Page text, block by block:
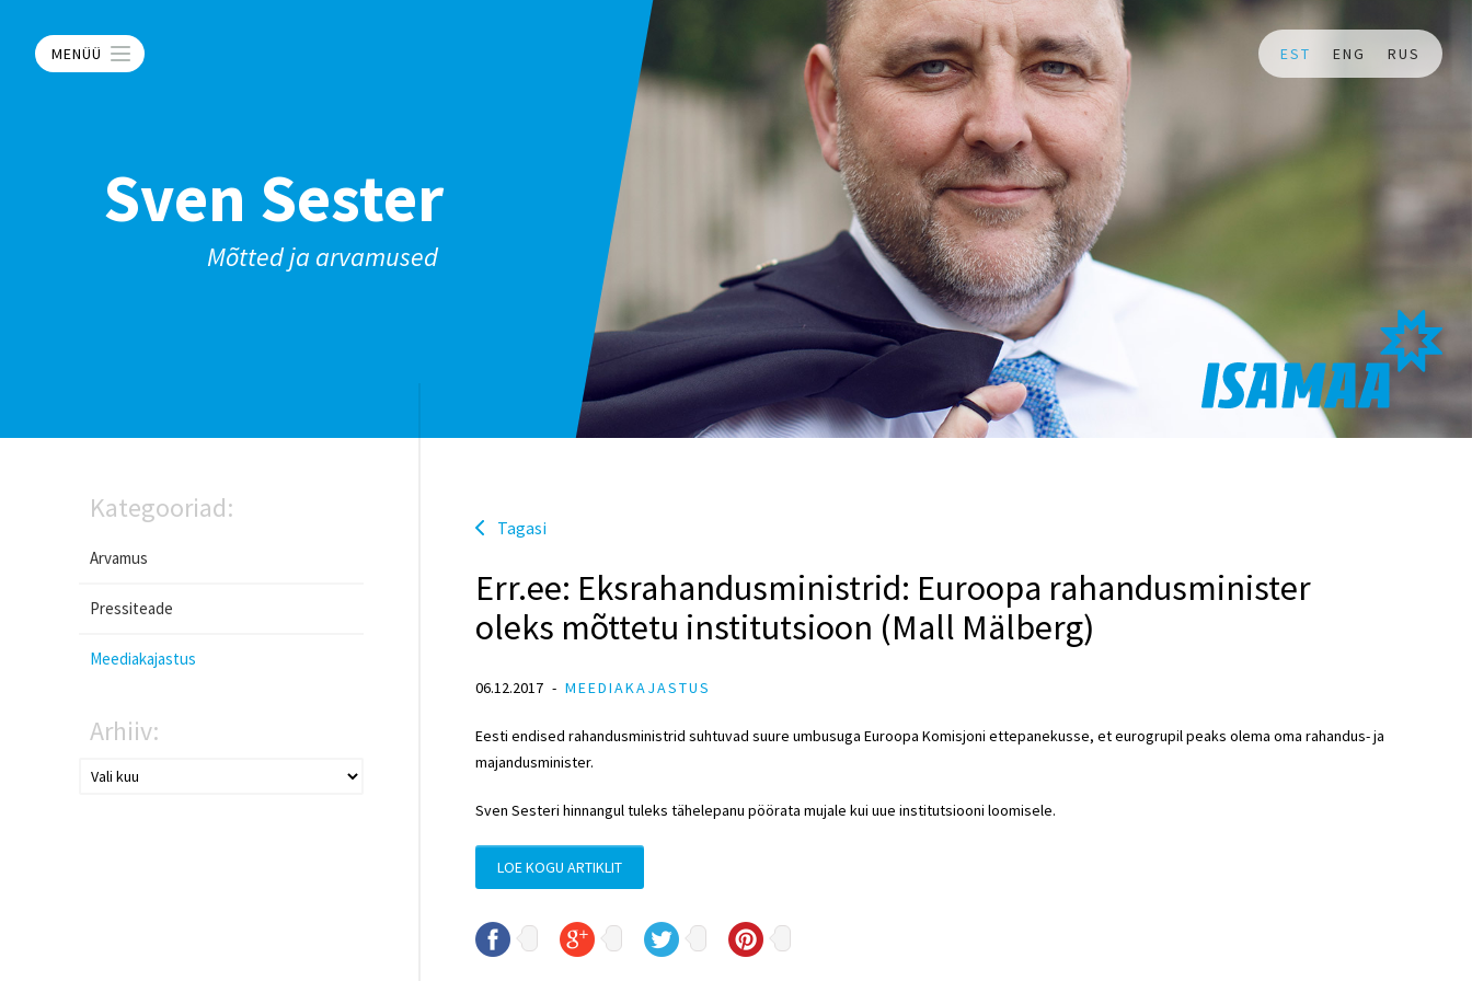
MENÜÜ EST ENG RUS
Sven Sester
Mõtted ja arvamused
Kategooriad:
Arvamus
Pressiteade
Meediakajastus
Arhiiv:
Tagasi
Err.ee: Eksrahandusministrid: Euroopa rahandusminister
oleks mõttetu institutsioon (Mall Mälberg)
06.12.2017 MEEDIAKAJASTUS
Eesti endised rahandusministrid suhtuvad suure umbusuga Euroopa Komisjoni ettepanekusse, et eurogrupil peaks olema oma rahandus- ja
majandusminister.
Sven Sesteri hinnangul tuleks tähelepanu pöörata mujale kui uue institutsiooni loomisele.
LOE KOGU ARTIKLIT